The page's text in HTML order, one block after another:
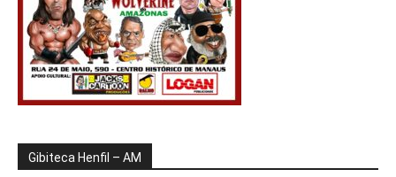
Gibiteca Henfil – AM